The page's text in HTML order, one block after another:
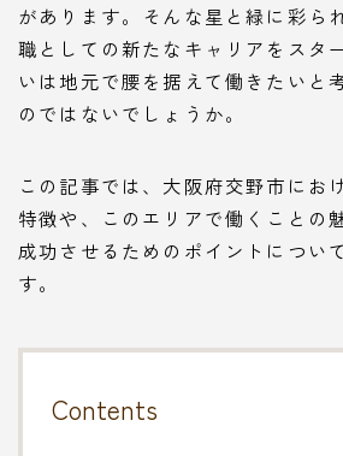
があります。そんな星と緑に彩ら
職としての新たなキャリアをスタ
いは地元で腰を据えて働きたいと
のではないでしょうか。
この記事では、大阪府交野市にお
特徴や、このエリアで働くことの
成功させるためのポイントについ
す。
Contents